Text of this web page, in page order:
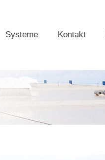
Systeme Kontakt